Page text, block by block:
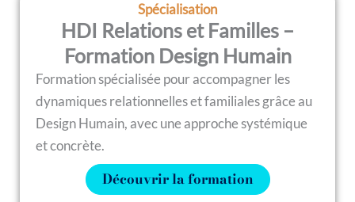
Spécialisation
HDI Relations et Familles –
Formation Design Humain
Formation spécialisée pour accompagner les
dynamiques relationnelles et familiales grâce au
Design Humain, avec une approche systémique
et concrète.
Découvrir la formation